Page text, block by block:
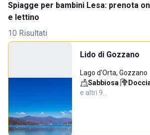
Spiagge per bambini Lesa: prenota
e lettino
10 Risultati
Lido di Gozzano
Lago d'Orta, Gozzano
Sabbiosa·
e altri 9…